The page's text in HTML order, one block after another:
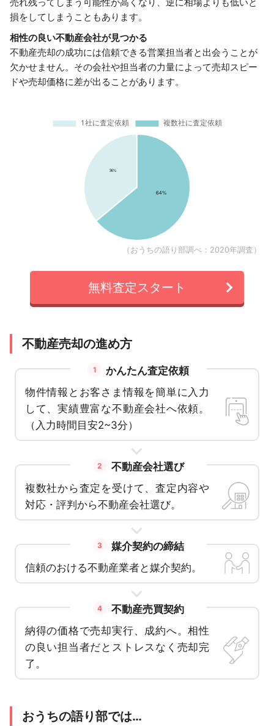
損をしてしまうこともあります。
相性の良い不動産会社が見つかる
不動産売却の成功には信頼できる営業担当者と出会うことが
欠かせません。その会社や担当者の力量によって売却スピー
ドや売却価格に差が出ることがあります。
（おうちの語り部調べ：2020年調査）
無料査定スタート
不動産売却の進め方
1
かんたん査定依頼
物件情報とお客さま情報を簡単に入力
して、実績豊富な不動産会社へ依頼。
（入力時間目安2~3分）
2
不動産会社選び
複数社から査定を受けて、査定内容や
対応・評判から不動産会社選び。
3
媒介契約の締結
信頼のおける不動産業者と媒介契約。
4
不動産売買契約
納得の価格で売却実行、成約へ。相性
の良い担当者だとストレスなく売却完
了。
おうちの語り部では…